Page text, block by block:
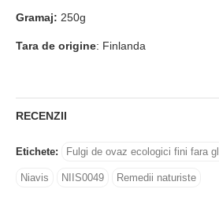
Gramaj: 250g
Tara de origine: Finlanda
RECENZII
Etichete: Fulgi de ovaz ecologici fini fara
Niavis NIIS0049 Remedii naturiste